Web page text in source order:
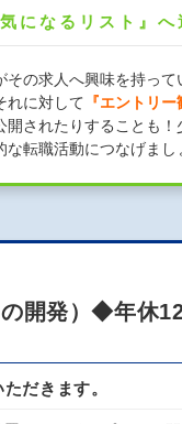
になるリスト』へ
その求人へ興味を持って
れに対して 『エントリー
されたりすることも！
転職活動につなげまし
開発）◆年休
だきます。